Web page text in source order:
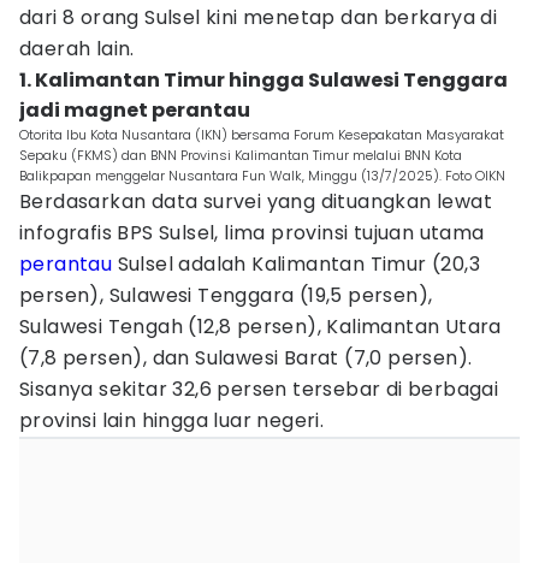
dari 8 orang Sulsel kini menetap dan berkarya di
daerah lain.
1. Kalimantan Timur hingga Sulawesi Tenggara
jadi magnet perantau
Otorita Ibu Kota Nusantara (IKN) bersama Forum Kesepakatan Masyarakat
Sepaku (FKMS) dan BNN Provinsi Kalimantan Timur melalui BNN Kota
Balikpapan menggelar Nusantara Fun Walk, Minggu (13/7/2025). Foto OIKN
Berdasarkan data survei yang dituangkan lewat
infografis BPS Sulsel, lima provinsi tujuan utama
perantau Sulsel adalah Kalimantan Timur (20,3
persen), Sulawesi Tenggara (19,5 persen),
Sulawesi Tengah (12,8 persen), Kalimantan Utara
(7,8 persen), dan Sulawesi Barat (7,0 persen).
Sisanya sekitar 32,6 persen tersebar di berbagai
provinsi lain hingga luar negeri.